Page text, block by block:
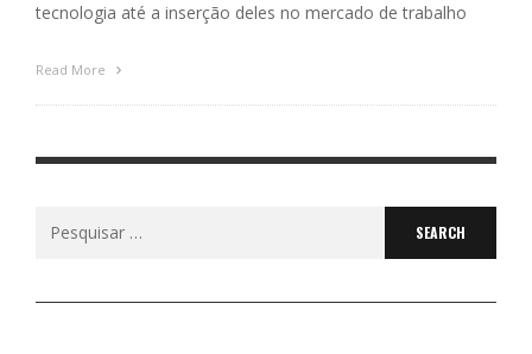
tecnologia até a inserção deles no mercado de trabalho
Read More